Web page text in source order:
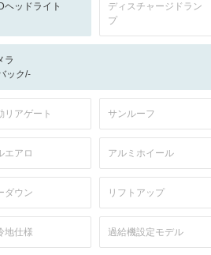
ヘッドライト
ディスチャージドラン
プ
ラ
ック/-
リアゲート サンルーフ
エアロ アルミホイール
ダウン リフトアップ
地仕様 過給機設定モデル